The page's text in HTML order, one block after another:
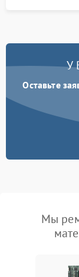
У
Оставьте
Мы